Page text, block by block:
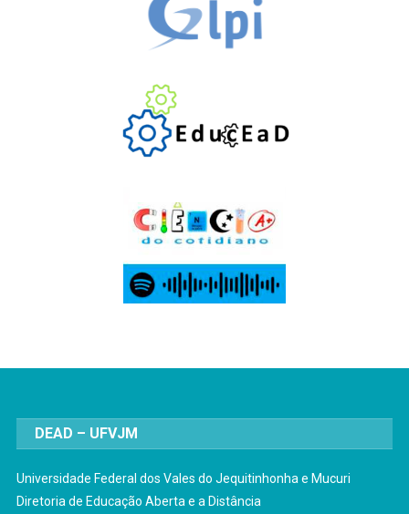
DEAD – UFVJM
Universidade Federal dos Vales do Jequitinhonha e Mucuri
Diretoria de Educação Aberta e a Distância